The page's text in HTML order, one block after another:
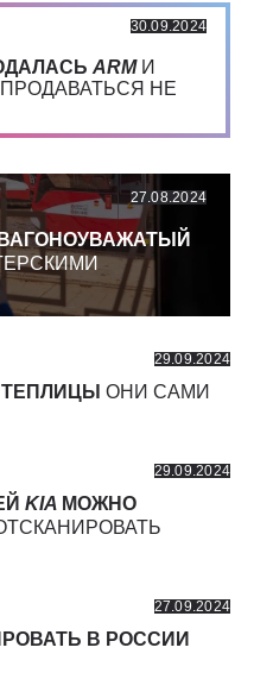
30.09.2024
ARMИ
НЕ
27.08.2024
29.09.2024
ОНИ САМИ
29.09.2024
KIA МОЖНО
27.09.2024
В РОССИИ